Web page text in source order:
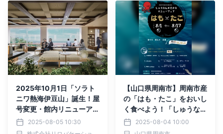
2025年10月1日「ソラト
ニワ熱海伊豆山」誕生！屋
号変更・館内リニューアル
で100年先も愛される宿へ
2025-08-05 10:30
【山口県周南市】周南市産
の「はも・たこ」をおいし
く食べよう！「しゅうなん
おさかなメニューフェア」
開催
2025-08-04 10:00